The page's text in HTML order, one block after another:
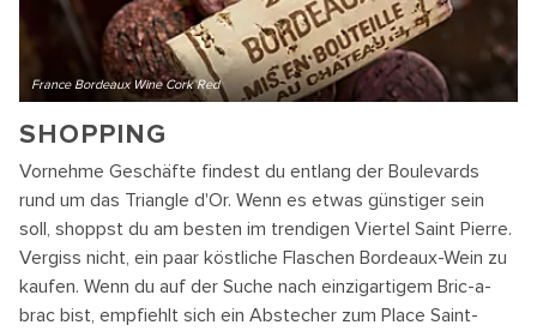
France Bordeaux Wine Cork Red
SHOPPING
Vornehme Geschäfte findest du entlang der Boulevards
rund um das Triangle d'Or. Wenn es etwas günstiger sein
soll, shoppst du am besten im trendigen Viertel Saint Pierre.
Vergiss nicht, ein paar köstliche Flaschen Bordeaux-Wein zu
kaufen. Wenn du auf der Suche nach einzigartigem Bric-a-
brac bist, empfiehlt sich ein Abstecher zum Place Saint-